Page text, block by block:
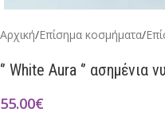
Αρχική/Επίσημα κοσμήματα/
‘’ White Aura ‘’ ασημένια
55.00€